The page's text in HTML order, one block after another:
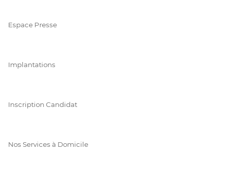
Espace Presse
Implantations
Inscription Candidat
Nos Services à Domicile